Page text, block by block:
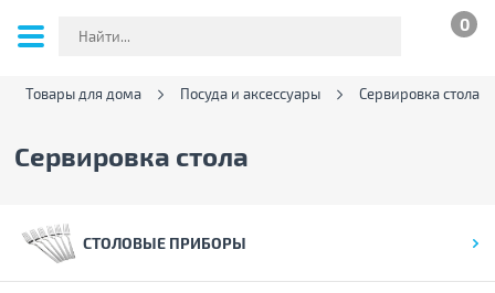
0
Товары для дома Посуда и аксессуары Сервировка стола
Сервировка стола
СТОЛОВЫЕ ПРИБОРЫ